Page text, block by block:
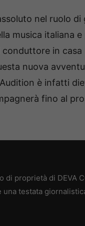
nel ruolo
musica italiana
in
nuova
è infatti
fino al
di proprietà di DEVA
una testata